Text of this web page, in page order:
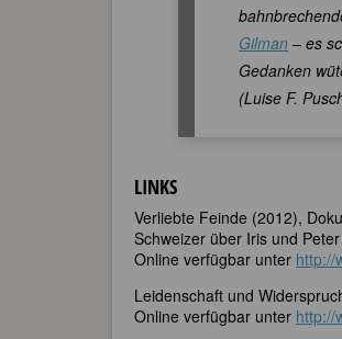
Gilman – es
Gedanken
(Luise F.
LINKS
Verliebte Feinde (2012),
Schweizer über Iris und
Online verfügbar unter http://
Leidenschaft und
Online verfügbar unter http://